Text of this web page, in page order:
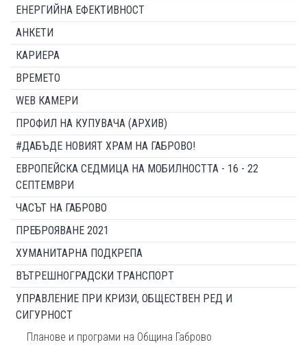
ЕНЕРГИЙНА ЕФЕКТИВНОСТ
АНКЕТИ
КАРИЕРА
ВРЕМЕТО
WEB КАМЕРИ
ПРОФИЛ НА КУПУВАЧА (АРХИВ)
#ДАБЪДЕ НОВИЯТ ХРАМ НА ГАБРОВО!
ЕВРОПЕЙСКА СЕДМИЦА НА МОБИЛНОСТТА - 16 - 22
СЕПТЕМВРИ
ЧАСЪТ НА ГАБРОВО
ПРЕБРОЯВАНЕ 2021
ХУМАНИТАРНА ПОДКРЕПА
ВЪТРЕШНОГРАДСКИ ТРАНСПОРТ
УПРАВЛЕНИЕ ПРИ КРИЗИ, ОБЩЕСТВЕН РЕД И
СИГУРНОСТ
Планове и програми на Община Габрово